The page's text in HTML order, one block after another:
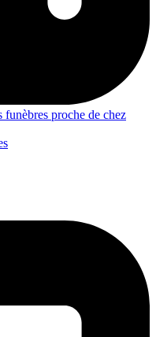
proche de chez